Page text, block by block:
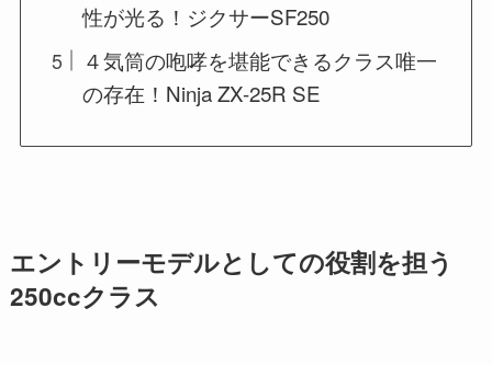
性が光る！ジクサーSF250
４気筒の咆哮を堪能できるクラス唯一
の存在！Ninja ZX-25R SE
エントリーモデルとしての役割を担う
250ccクラス